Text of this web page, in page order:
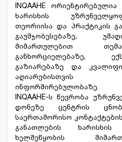
INQAAHE
ხარისხის
თეორიისა და პრაქტიკის
გაუმჯობესებაზე,
მიმართულებით
განხორციელებაზე,
გაზიარებაზე და
აღიარებისთვის
ინფორმირებულობაზე.
INQAAHE-ს წევრობა
დონეზე ცენტრის
საერთაშორისო
განათლების
ხელშეწყობის